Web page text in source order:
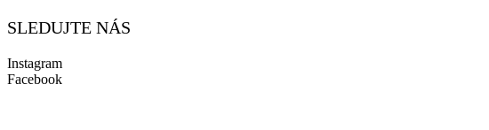
SLEDUJTE NÁS
Instagram
Facebook